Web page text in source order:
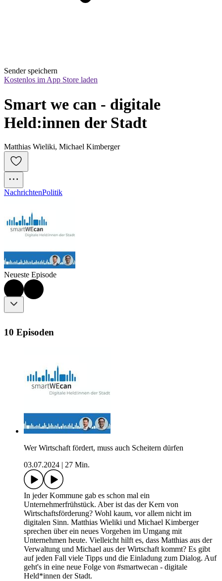
Sender speichern
Kostenlos im App Store laden
Smart we can - digitale
Held:innen der Stadt
Matthias Wieliki, Michael Kimberger
NachrichtenPolitik
Neueste Episode
10 Episoden
Wer Wirtschaft fördert, muss auch Scheitern dürfen
03.07.2024
27 Min.
In jeder Kommune gab es schon mal ein
Unternehmerfrühstück. Aber ist das der Kern von
Wirtschaftsförderung? Wohl kaum, vor allem nicht im
digitalen Sinn. Matthias Wieliki und Michael Kimberger
sprechen über ein neues Vorgehen im Umgang mit
Unternehmen heute. Vielleicht hilft es, dass Matthias aus der
Verwaltung und Michael aus der Wirtschaft kommt? Es gibt
auf jeden Fall viele Tipps und die Einladung zum Dialog. Auf
geht's in eine neue Folge von #smartwecan - digitale
Held*innen der Stadt.